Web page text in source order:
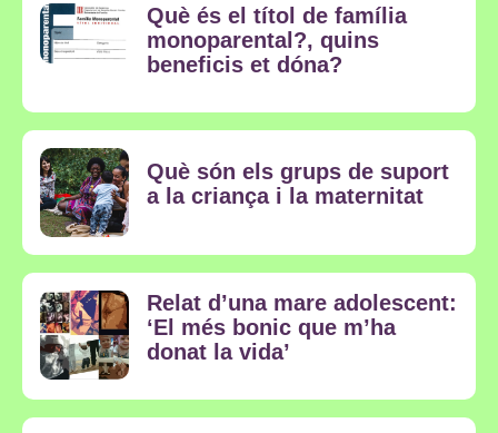
Què és el títol de família
monoparental?, quins
beneficis et dóna?
Què són els grups de suport
a la criança i la maternitat
Relat d’una mare adolescent:
‘El més bonic que m’ha
donat la vida’